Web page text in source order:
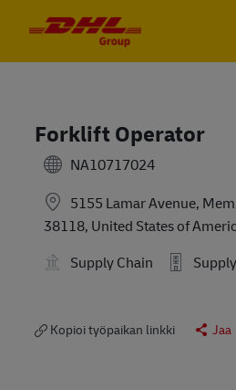
Forklift Operator
NA10717024
5155 Lamar Avenue,
38118, United States of
Supply Chain
Kopioi työpaikan linkki Jaa